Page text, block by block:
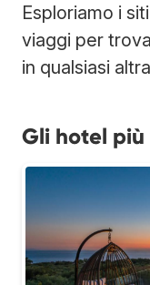
Esploriamo i
viaggi per
in qualsiasi
Gli hotel